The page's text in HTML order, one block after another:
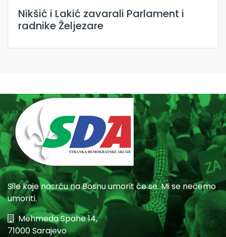
Nikšić i Lakić zavarali Parlament i
radnike Željezare
Sile koje nasrću na Bosnu umorit će se. Mi se nećemo
umoriti.
Mehmeda Spahe 14,
71000 Sarajevo